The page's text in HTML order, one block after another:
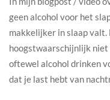
geen alcohol voor het
makkelijker in slaap
hoogstwaarschijnlijk niet
oftewel alcohol drinken
dat je last hebt van